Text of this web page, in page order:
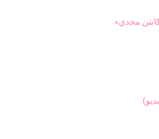
مجدي»